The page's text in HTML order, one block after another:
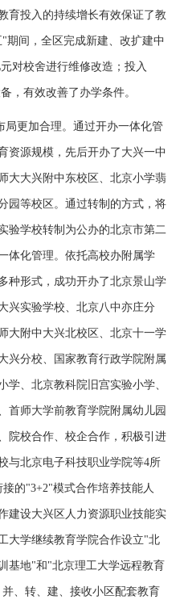
育投入的持续增长有效保证了教
期间，全区完成新建、改扩建中
对校舍进行维修改造；投入
，有效改善了办学条件。
更加合理。通过开办一体化管
资源规模，先后开办了大兴一中
大大兴附中东校区、北京小学翡
园等校区。通过转制的方式，将
验学校转制为公办的北京市第二
体化管理。依托高校办附属学
种形式，成功开办了北京景山学
兴实验学校、北京八中亦庄分
大附中大兴北校区、北京十一学
兴分校、国家教育行政学院附属
学、北京教科院旧宫实验小学、
首师大学前教育学院附属幼儿园
院校合作、校企合作，积极引进
与北京电子科技职业学院等4所
的"3+2"模式合作培养技能人
建设大兴区人力资源职业技能实
大学继续教育学院合作设立"北
基地"和"北京理工大学远程教育
、转、建、接收小区配套教育